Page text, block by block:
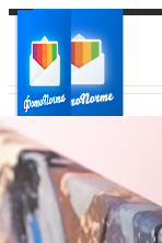
Ваш город:
Ваш регион